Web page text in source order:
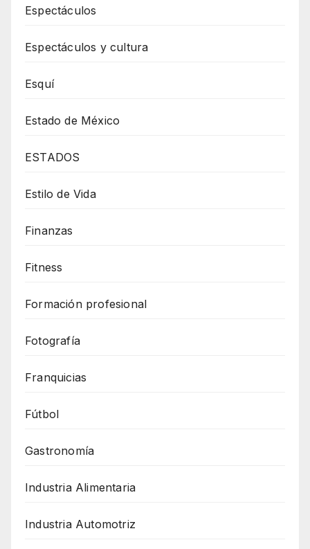
Espectáculos
Espectáculos y cultura
Esquí
Estado de México
ESTADOS
Estilo de Vida
Finanzas
Fitness
Formación profesional
Fotografía
Franquicias
Fútbol
Gastronomía
Industria Alimentaria
Industria Automotriz